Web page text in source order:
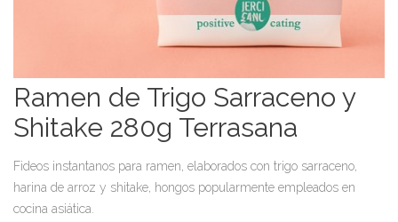
Ramen de Trigo Sarraceno y
Shitake 280g Terrasana
Fideos instantanos para ramen, elaborados con trigo sarraceno,
harina de arroz y shitake, hongos popularmente empleados en
cocina asiática.